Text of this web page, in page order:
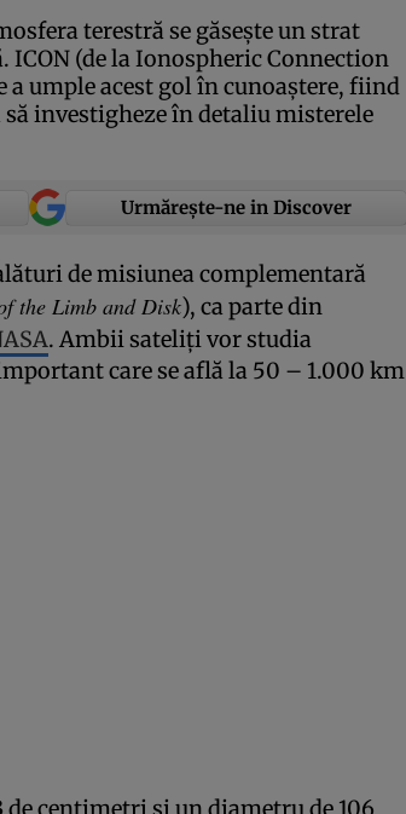
terestră se găseşte un strat
(de la Ionospheric Connection
a umple acest gol în cunoaştere, fiind
investigheze în detaliu misterele
Urmărește-ne in Discover
de misiunea complementară
the Limb and Disk), ca parte din
. Ambii sateliţi vor studia
care se află la 50 – 1.000 km